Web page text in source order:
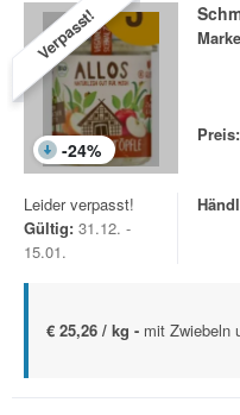
Verpasst!
-24%
Preis:
Leider verpasst!
Gültig: 31.12. -
15.01.
€ 25,26 / kg - mit Zwiebeln